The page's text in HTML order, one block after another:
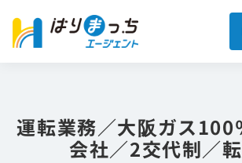
運転業務／大阪ガス100
会社／2交代制／